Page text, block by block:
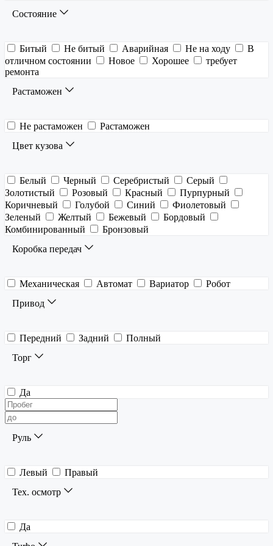
Состояние
Битый Не битый Аварийная Не на ходу
В
отличном состоянии
Новое Хорошее
требует
ремонта
Растаможен
Не растаможен
Растаможен
Цвет кузова
Белый Черный Серебристый
Серый
Золотистый
Розовый Красный
Пурпурный
Коричневый
Голубой Синий
Фиолетовый
Зеленый
Желтый Бежевый
Бордовый
Комбинированный
Бронзовый
Коробка передач
Механическая Автомат Вариатор
Робот
Привод
Передний Задний
Полный
Торг
Да
Руль
Левый
Правый
Тех. осмотр
Да